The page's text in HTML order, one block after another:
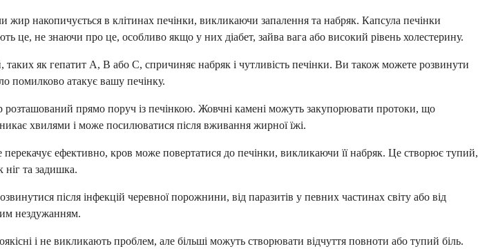
накопичується в клітинах печінки, викликаючи запалення та набряк. Капсула печінки
це, не знаючи про це, особливо якщо у них діабет, зайва вага або високий рівень холестерину.
таких як гепатит А, В або С, спричиняє набряк і чутливість печінки. Ви також можете розвинути
помилково атакує вашу печінку.
прямо поруч із печінкою. Жовчні камені можуть закупорювати протоки, що
хвилями і може посилюватися після вживання жирної їжі.
ефективно, кров може повертатися до печінки, викликаючи її набряк. Це створює тупий,
та задишка.
після інфекцій черевної порожнини, від паразитів у певних частинах світу або від
нездужанням.
і не викликають проблем, але більші можуть створювати відчуття повноти або тупий біль.